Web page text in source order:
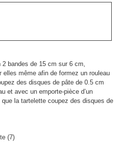
2 bandes de 15 cm sur 6 cm,
même afin de formez un rouleau
des disques de pâte de 0.5 cm
et avec un emporte-pièce d’un
la tartelette coupez des disques de